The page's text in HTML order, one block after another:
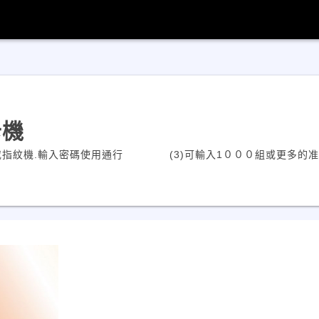
指紋機.輸入密碼使用通行 (3)可輸入1０００組或更多